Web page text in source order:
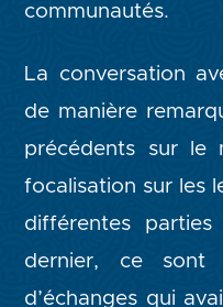
communautés.
La conversation
de manière
précédents sur le
focalisation sur les
différentes
dernier, ce sont
d’échanges qui